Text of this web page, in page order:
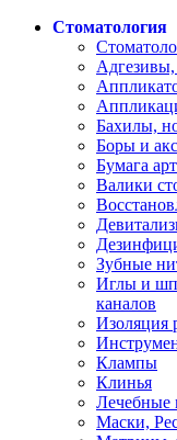
Стоматология
Адгезивы,
Бахилы,
Боры и
Бумага
Валики
Зубные
Иглы и
каналов
Изоляция
Клампы
Клинья
Лечебные
Маски,